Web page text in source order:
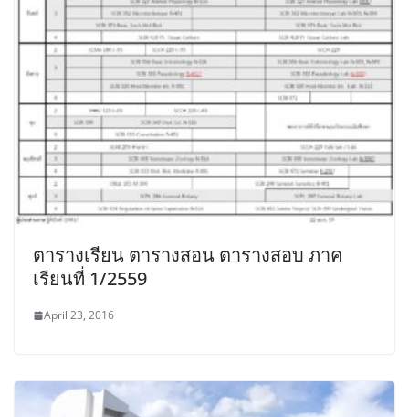
ตารางเรียน ตารางสอน ตารางสอบ ภาค
เรียนที่ 1/2559
April 23, 2016